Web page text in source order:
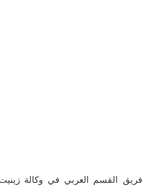
فريق القسم العربي في وكالة